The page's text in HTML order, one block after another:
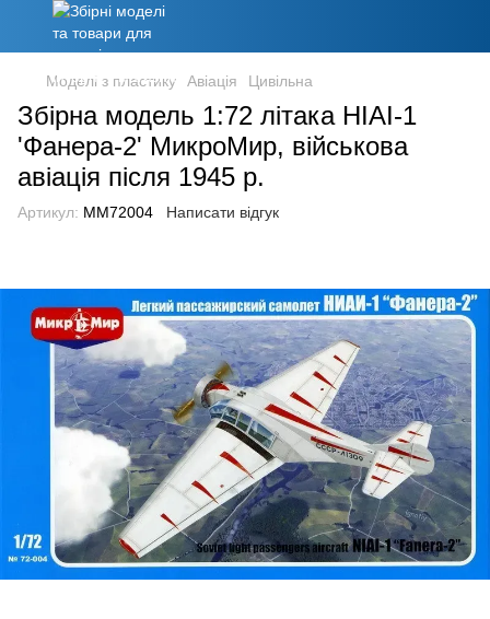
Моделі з пластику Авіація Цивільна
Збірна модель 1:72 літака НІАІ-1
'Фанера-2' МикроМир, військова
авіація після 1945 р.
Артикул: MM72004 Написати відгук